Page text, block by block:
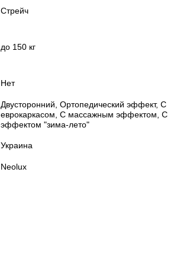
Стрейч
до 150 кг
Нет
Двусторонний Ортопедический эффект, С
еврокаркасом С массажным эффектом С
эффектом "зима-лето"
Украина
Neolux